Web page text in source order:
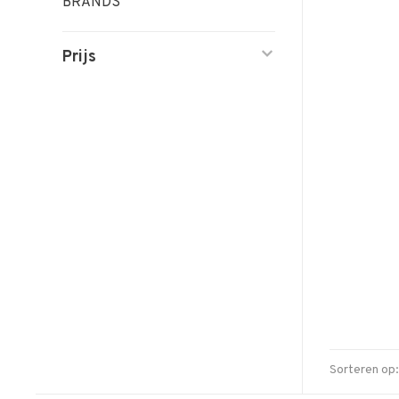
Prijs
Sorteren op: